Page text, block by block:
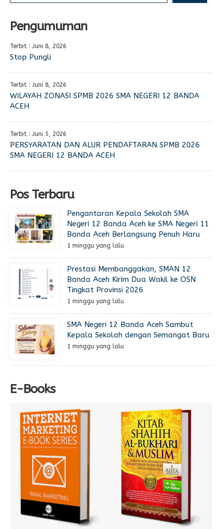
Pengumuman
Terbit : Juni 8, 2026
Stop Pungli
Terbit : Juni 8, 2026
WILAYAH ZONASI SPMB 2026 SMA NEGERI 12 BANDA
ACEH
Terbit : Juni 5, 2026
PERSYARATAN DAN ALUR PENDAFTARAN SPMB 2026
SMA NEGERI 12 BANDA ACEH
Pos Terbaru
Pengantaran Kepala Sekolah SMA
Negeri 12 Banda Aceh ke SMA Negeri 11
Banda Aceh Berlangsung Penuh Haru
1 minggu yang lalu
Prestasi Membanggakan, SMAN 12
Banda Aceh Kirim Dua Wakil ke OSN
Tingkat Provinsi 2026
1 minggu yang lalu
SMA Negeri 12 Banda Aceh Sambut
Kepala Sekolah dengan Semangat Baru
1 minggu yang lalu
E-Books